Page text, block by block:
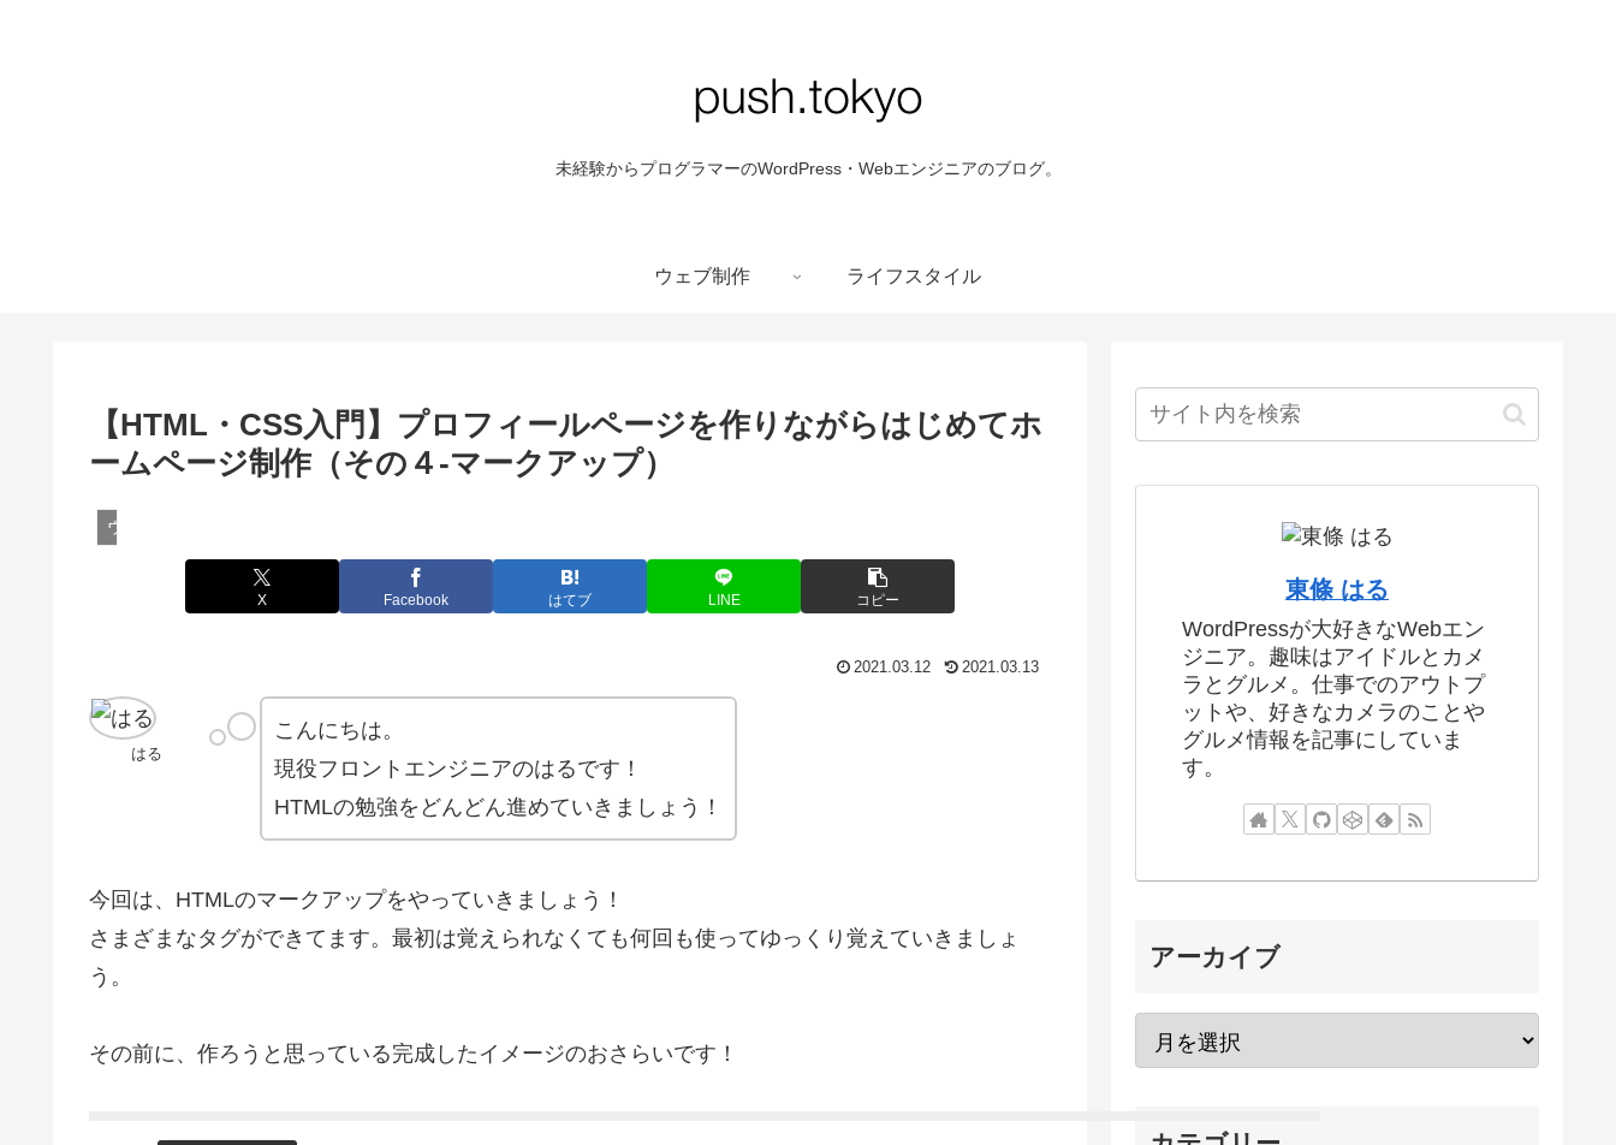
未経験からプログラマーのWordPress・Webエンジニアのブログ。
ウェブ制作 ライフスタイル
【HTML・CSS入門】プロフィールページを作りながらはじめてホ
ームページ制作（その４-マークアップ）
ウェブ制作
X Facebook はてブ LINE コピー
2021.03.12 2021.03.13
はる
こんにちは。
現役フロントエンジニアのはるです！
HTMLの勉強をどんどん進めていきましょう！
今回は、HTMLのマークアップをやっていきましょう！
さまざまなタグができてます。最初は覚えられなくても何回も使ってゆっくり覚えていきましょ
う。
その前に、作ろうと思っている完成したイメージのおさらいです！
東條 はる
WordPressが大好きなWebエン
ジニア。趣味はアイドルとカメ
ラとグルメ。仕事でのアウトプ
ットや、好きなカメラのことや
グルメ情報を記事にしていま
す。
アーカイブ